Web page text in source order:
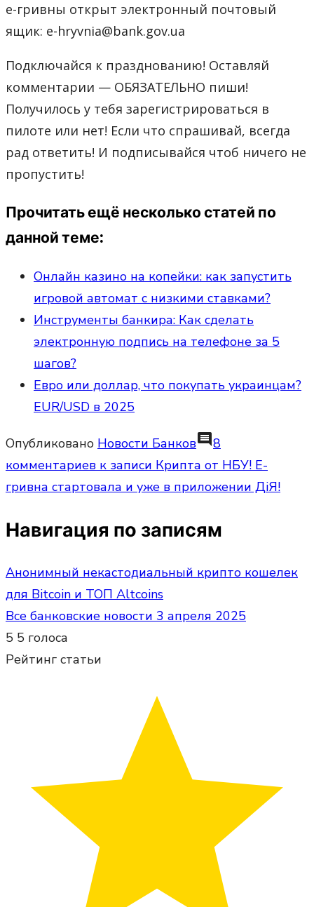
е-гривны открыт электронный почтовый
ящик: e-hryvnia@bank.gov.ua
Подключайся к празднованию! Оставляй
комментарии — ОБЯЗАТЕЛЬНО пиши!
Получилось у тебя зарегистрироваться в
пилоте или нет! Если что спрашивай, всегда
рад ответить! И подписывайся чтоб ничего не
пропустить!
Прочитать ещё несколько статей по
данной теме:
Онлайн казино на копейки: как запустить
игровой автомат с низкими ставками?
Инструменты банкира: Как сделать
электронную подпись на телефоне за 5
шагов?
Евро или доллар, что покупать украинцам?
EUR/USD в 2025
Опубликовано Новости Банковcomment8
комментариев к записи Крипта от НБУ! E-
гривна стартовала и уже в приложении ДіЯ!
Навигация по записям
Анонимный некастодиальный крипто кошелек
для Bitcoin и ТОП Altcoins
Все банковские новости 3 апреля 2025
5 5 голоса
Рейтинг статьи